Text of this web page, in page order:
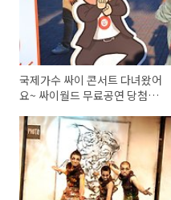
국제가수 싸이 콘서트 다녀왔어
요~ 싸이월드 무료공연 당첨됬